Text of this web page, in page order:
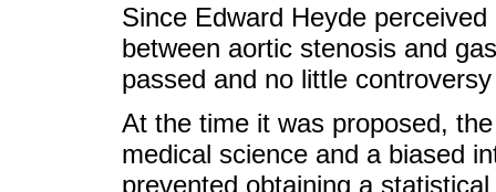
Since Edward Heyde
between aortic stenosis and
passed and no little
At the time it was proposed,
medical science and a biased
prevented obtaining a